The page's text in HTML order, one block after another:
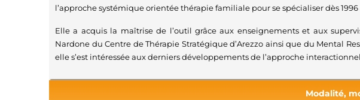
l’approche systémique orientée thérapie familiale pour se spécialiser dès
Elle a acquis la maîtrise de l’outil grâce aux enseignements et aux
Nardone du Centre de Thérapie Stratégique d’Arezzo ainsi que du Mental
elle s’est intéressée aux derniers développements de l’approche
Modalité,